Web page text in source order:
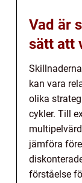
Vad är
sätt att
kan vara
olika
cykler. Till
jämföra
förståelse